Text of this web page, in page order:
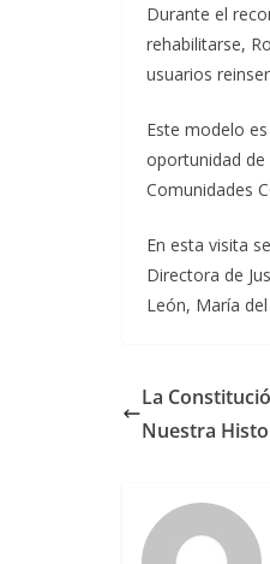
Durante el
rehabilitarse,
usuarios
Este modelo
oportunidad de
Comunidades
En esta visita
Directora de
León, María
La
Nuestra